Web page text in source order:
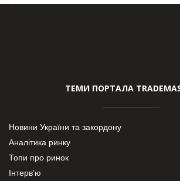
ТЕМИ ПОРТАЛА
Новини України та закордону
Аналітика ринку
Топи про ринок
Інтерв’ю